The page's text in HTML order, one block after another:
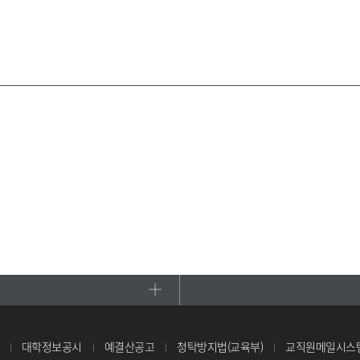
대학정보공시 예결산공고 청탁방지법(교육부) 교직원메일시스